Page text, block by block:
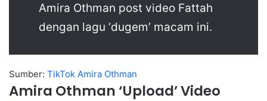
Amira Othman post video Fattah
dengan lagu ‘dugem’ macam ini.
Sumber: TikTok Amira Othman
Amira Othman ‘Upload’ Video